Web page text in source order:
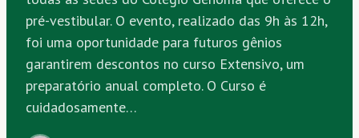
pré-vestibular. O evento, realizado das 9h às 12h,
foi uma oportunidade para futuros gênios
garantirem descontos no curso Extensivo, um
preparatório anual completo. O Curso é
cuidadosamente…